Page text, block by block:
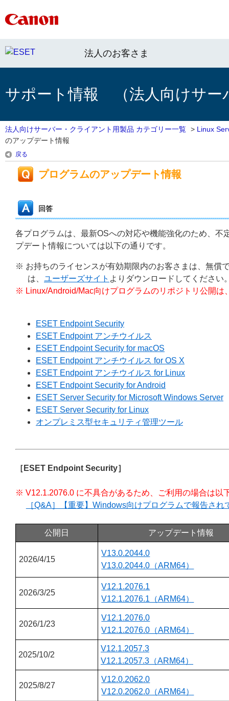
法人のお客さま
サポート情報 （法人向けサー
法人向けサーバー・クライアント用製品 カテゴリー一覧 > Linux
のアップデート情報
戻る
プログラムのアップデート情報
回答
各プログラムは、最新OSへの対応や機能強化のため、
プデート情報については以下の通りです。
※ お持ちのライセンスが有効期限内のお客さまは、無償
は、 ユーザーズサイト よりダウンロードしてください
※ Linux/Android/Mac向けプログラムのリポジトリ公開
ESET Endpoint Security
ESET Endpoint アンチウイルス
ESET Endpoint Security for macOS
ESET Endpoint アンチウイルス for OS X
ESET Endpoint アンチウイルス for Linux
ESET Endpoint Security for Android
ESET Server Security for Microsoft Windows Server
ESET Server Security for Linux
オンプレミス型セキュリティ管理ツール
［ESET Endpoint Security］
※ V12.1.2076.0 に不具合があるため、ご利用の場合は以
［Q&A］【重要】Windows向けプログラムで報告さ
公開日 アップデート情報
2026/4/15
V13.0.2044.0
V13.0.2044.0（ARM64）
2026/3/25
V12.1.2076.1
V12.1.2076.1（ARM64）
2026/1/23
V12.1.2076.0
V12.1.2076.0（ARM64）
2025/10/2
V12.1.2057.3
V12.1.2057.3（ARM64）
2025/8/27
V12.0.2062.0
V12.0.2062.0（ARM64）